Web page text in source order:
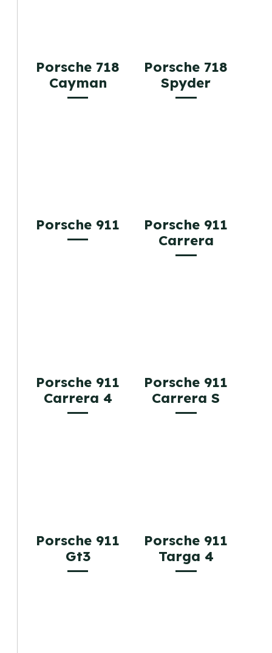
Porsche 718
Cayman
Porsche 718
Spyder
Porsche 911
Porsche 911
Carrera
Porsche 911
Carrera 4
Porsche 911
Carrera S
Porsche 911
Gt3
Porsche 911
Targa 4